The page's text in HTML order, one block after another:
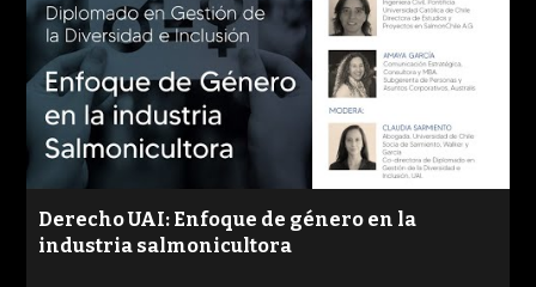
Derecho UAI: Enfoque de género en la
industria salmonicultora